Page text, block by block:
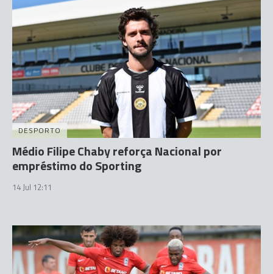
DESPORTO
Médio Filipe Chaby reforça Nacional por
empréstimo do Sporting
14 Jul 12:11